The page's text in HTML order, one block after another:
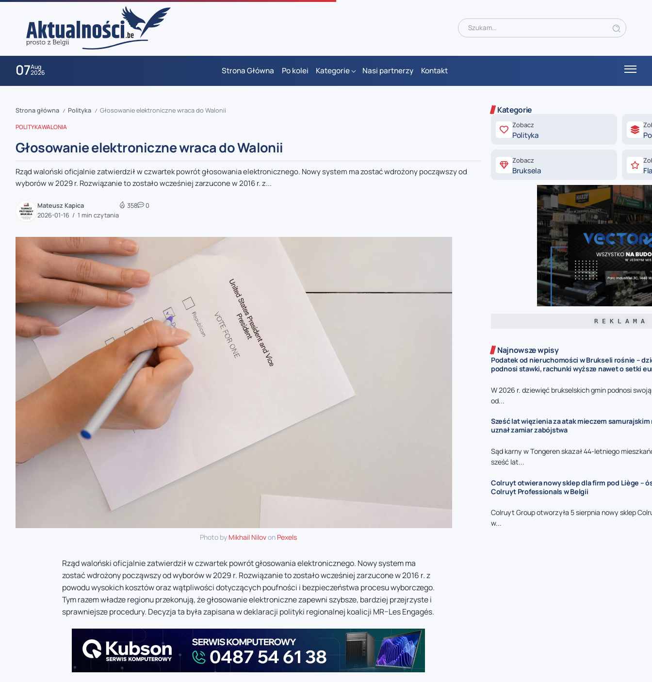
07Aug
2026 Strona Główna Po kolei Kategorie Nasi partnerzy Kontakt
zaobserwuj nas
zaobserwuj nas
zaobserwuj nas
zaobserwuj nas
zaobserwuj nas
Strona główna / Polityka / Głosowanie elektroniczne wraca do Walonii
POLITYKAWALONIA
Głosowanie elektroniczne wraca do Walonii
Rząd waloński oficjalnie zatwierdził w czwartek powrót głosowania elektronicznego. Nowy system ma zostać wdrożony począwszy od
wyborów w 2029 r. Rozwiązanie to zostało wcześniej zarzucone w 2016 r. z...
Mateusz Kapica
2026-01-16
1 min czytania
358 0
Photo by Mikhail Nilovon Pexels
Rząd waloński oficjalnie zatwierdził w czwartek powrót głosowania elektronicznego. Nowy system ma
zostać wdrożony począwszy od wyborów w 2029 r. Rozwiązanie to zostało wcześniej zarzucone w 2016 r. z
powodu wysokich kosztów oraz wątpliwości dotyczących poufności i bezpieczeństwa procesu wyborczego.
Tym razem władze regionu przekonują, że głosowanie elektroniczne zapewni szybsze, bardziej przejrzyste i
sprawniejsze procedury. Decyzja ta była zapisana w deklaracji polityki regionalnej koalicji MR–Les Engagés.
Kategorie
Zobacz
Polityka
Zobacz
Bruksela
R E K L A M A
Najnowsze wpisy
Podatek od nieruchomości w Brukseli rośnie –
podnosi stawki, rachunki wyższe nawet o setki
W 2026 r. dziewięć brukselskich gmin podnosi
od...
Sześć lat więzienia za atak mieczem samurajskim
uznał zamiar zabójstwa
Sąd karny w Tongeren skazał 44-letniego
sześć lat...
Colruyt otwiera nowy sklep dla firm pod Liège –
Colruyt Professionals w Belgii
Colruyt Group otworzyła 5 sierpnia nowy sklep
w...